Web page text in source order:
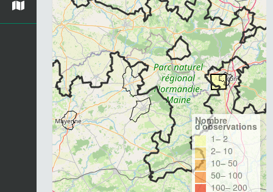
Nombre
d'observations
1– 2
2– 10
10– 50
50– 100
100– 200